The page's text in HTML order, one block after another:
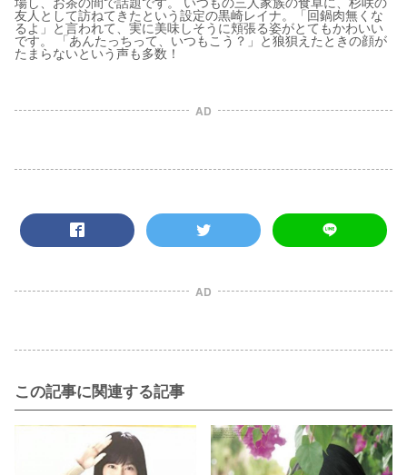
友人として訪ねてきたという設定の黒崎レイナ。「回鍋肉無くな
るよ」と言われて、実に美味しそうに頬張る姿がとてもかわいい
です。 「あんたっちって、いつもこう？」と狼狽えたときの顔が
たまらないという声も多数！
AD
AD
この記事に関連する記事